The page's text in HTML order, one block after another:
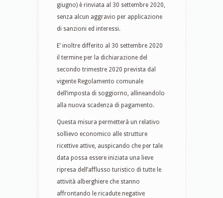
giugno) è rinviata al 30 settembre 2020,
senza alcun aggravio per applicazione
di sanzioni ed interessi.
E’ inoltre differito al 30 settembre 2020
il termine per la dichiarazione del
secondo trimestre 2020 prevista dal
vigente Regolamento comunale
dell’imposta di soggiorno, allineandolo
alla nuova scadenza di pagamento.
Questa misura permetterà un relativo
sollievo economico alle strutture
ricettive attive, auspicando che per tale
data possa essere iniziata una lieve
ripresa dell’afflusso turistico di tutte le
attività alberghiere che stanno
affrontando le ricadute negative